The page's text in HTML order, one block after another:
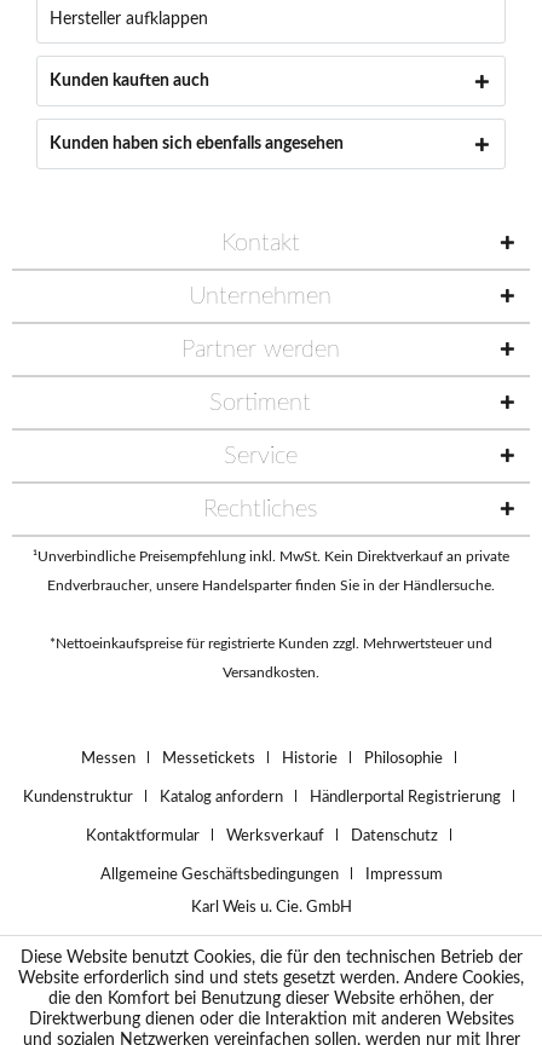
Hersteller aufklappen
Kunden kauften auch
Kunden haben sich ebenfalls angesehen
Rechtliches
Unternehmen
Partner werden
Kontakt
Sortiment
Service
¹Unverbindliche Preisempfehlung inkl. MwSt. Kein Direktverkauf an private
Endverbraucher, unsere Handelsparter finden Sie in der Händlersuche
*Nettoeinkaufspreise für registrierte Kunden zzgl. Mehrwertsteuer und
Versandkosten.
Messen Messetickets Historie Philosophie
Kundenstruktur Katalog anfordern Händlerportal Registrierung
Kontaktformular Werksverkauf Datenschutz
Allgemeine Geschäftsbedingungen Impressum
Karl Weis u. Cie. GmbH
Diese Website benutzt Cookies, die für den technischen Betrieb der
Website erforderlich sind und stets gesetzt werden. Andere Cookies,
die den Komfort bei Benutzung dieser Website erhöhen, der
Direktwerbung dienen oder die Interaktion mit anderen Websites
und sozialen Netzwerken vereinfachen sollen, werden nur mit Ihrer